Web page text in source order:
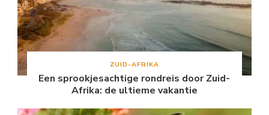
ZUID-AFRIKA
Een sprookjesachtige rondreis door Zuid-
Afrika: de ultieme vakantie